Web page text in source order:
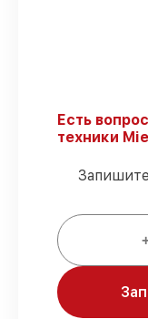
обучение
высокий
Гарантии
80% работ
владельца
90%
Есть
техники